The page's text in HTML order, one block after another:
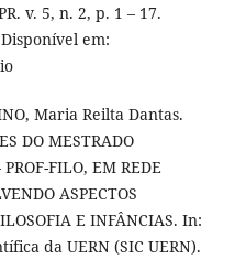
v. 5, n. 2, p. 1 – 17.
em:
Maria Reilta Dantas.
DO MESTRADO
FILO, EM REDE
ASPECTOS
E INFÂNCIAS. In:
da UERN (SIC UERN).